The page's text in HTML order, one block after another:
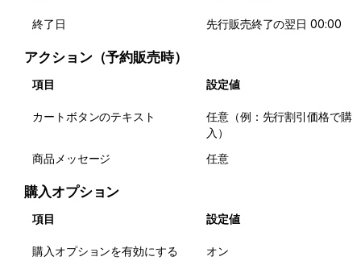
終了日 先行販売終了の翌日 00:00
アクション（予約販売時）
項目 設定値
カートボタンのテキスト
任意（例：先行割引価格で購
入）
商品メッセージ
任意
購入オプション
項目 設定値
購入オプションを有効にする オン